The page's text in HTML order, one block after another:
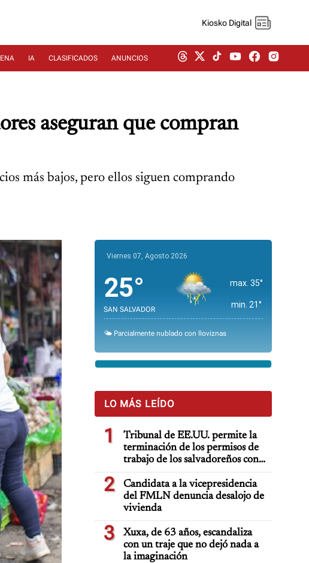
Kiosko Digital
IA CLASIFICADOS ANUNCIOS
aseguran que compran
más bajos, pero ellos siguen comprando
Viernes 07, Agosto 2026
25°
SAN SALVADOR
max. 35°
min. 21°
🌤️ Parcialmente nublado con lloviznas
LO MÁS LEÍDO
1
Tribunal de EE.UU. permite la
terminación de los permisos de
trabajo de los salvadoreños con
TPS
2
Candidata a la vicepresidencia
del FMLN denuncia desalojo de
vivienda
3
Xuxa, de 63 años, escandaliza
con un traje que no dejó nada a
la imaginación